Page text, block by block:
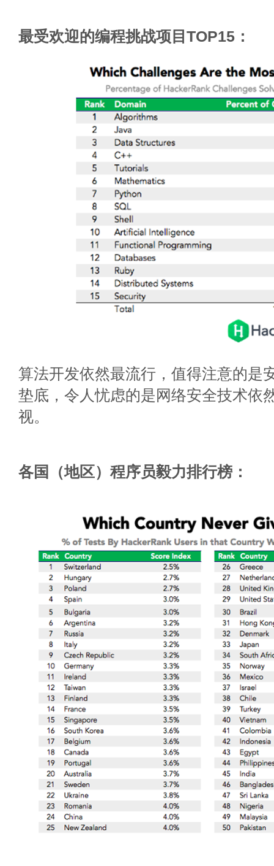
最受欢迎的编程挑战项目TOP15：
算法开发依然最流行，值得注意的是
垫底，令人忧虑的是网络安全技术依
视。
各国（地区）程序员毅力排行榜：